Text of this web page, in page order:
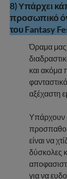
8) Υπάρχει
προσωπικό
του Fantasy
Όραμα μας
και ακόμα
αξέχαστη
Υπάρχουν
είναι να
δύσκολες
για να